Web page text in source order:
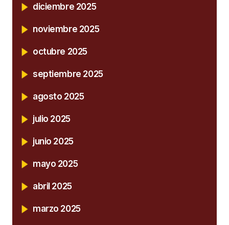
diciembre 2025
noviembre 2025
octubre 2025
septiembre 2025
agosto 2025
julio 2025
junio 2025
mayo 2025
abril 2025
marzo 2025